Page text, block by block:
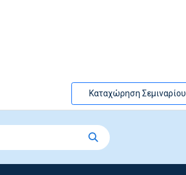
Καταχώρηση Σεμιναρίου